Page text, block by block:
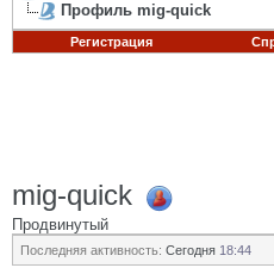
Профиль mig-quick
Регистрация
mig-quick
Продвинутый
Последняя активность: Сегодня 18:44